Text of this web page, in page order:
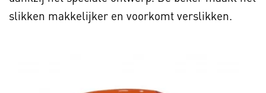
slikken makkelijker en voorkomt verslikken.